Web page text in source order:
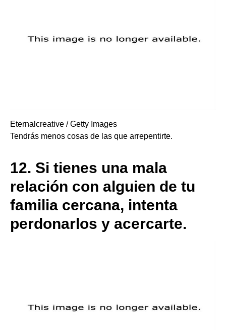
Eternalcreative / Getty Images
Tendrás menos cosas de las que arrepentirte.
12. Si tienes una mala
relación con alguien de tu
familia cercana, intenta
perdonarlos y acercarte.